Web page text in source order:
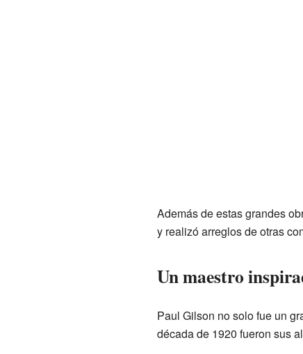
Además de estas grandes
y realizó arreglos de otras
Un maestro
Paul Gilson no solo fue un
década de 1920 fueron sus